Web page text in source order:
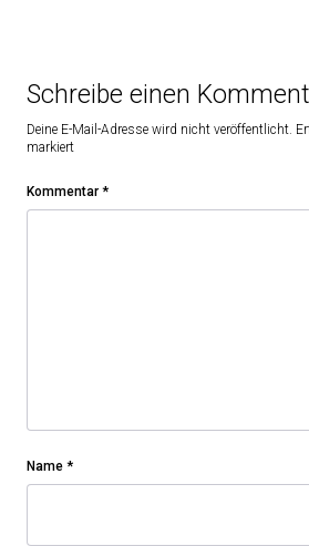
Schreibe einen
Deine E-Mail-Adresse wird nicht veröffentlicht.
markiert
Kommentar *
Name *